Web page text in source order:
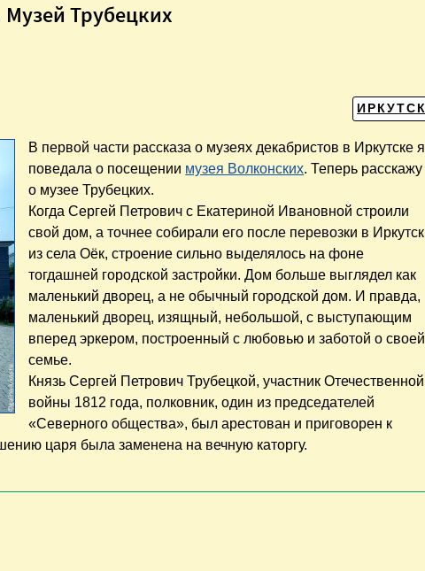
Музей Трубецких
ИРКУТСК
В первой части рассказа о музеях декабристов в Иркутске я
поведала о посещении музея Волконских. Теперь расскажу
о музее Трубецких.
Когда Сергей Петрович с Екатериной Ивановной строили
свой дом, а точнее собирали его после перевозки в Иркутск
из села Оёк, строение сильно выделялось на фоне
тогдашней городской застройки. Дом больше выглядел как
маленький дворец, а не обычный городской дом. И правда,
маленький дворец, изящный, небольшой, с выступающим
вперед эркером, построенный с любовью и заботой о своей
семье.
Князь Сергей Петрович Трубецкой, участник Отечественной
войны 1812 года, полковник, один из председателей
«Северного общества», был арестован и приговорен к
царя была заменена на вечную каторгу.